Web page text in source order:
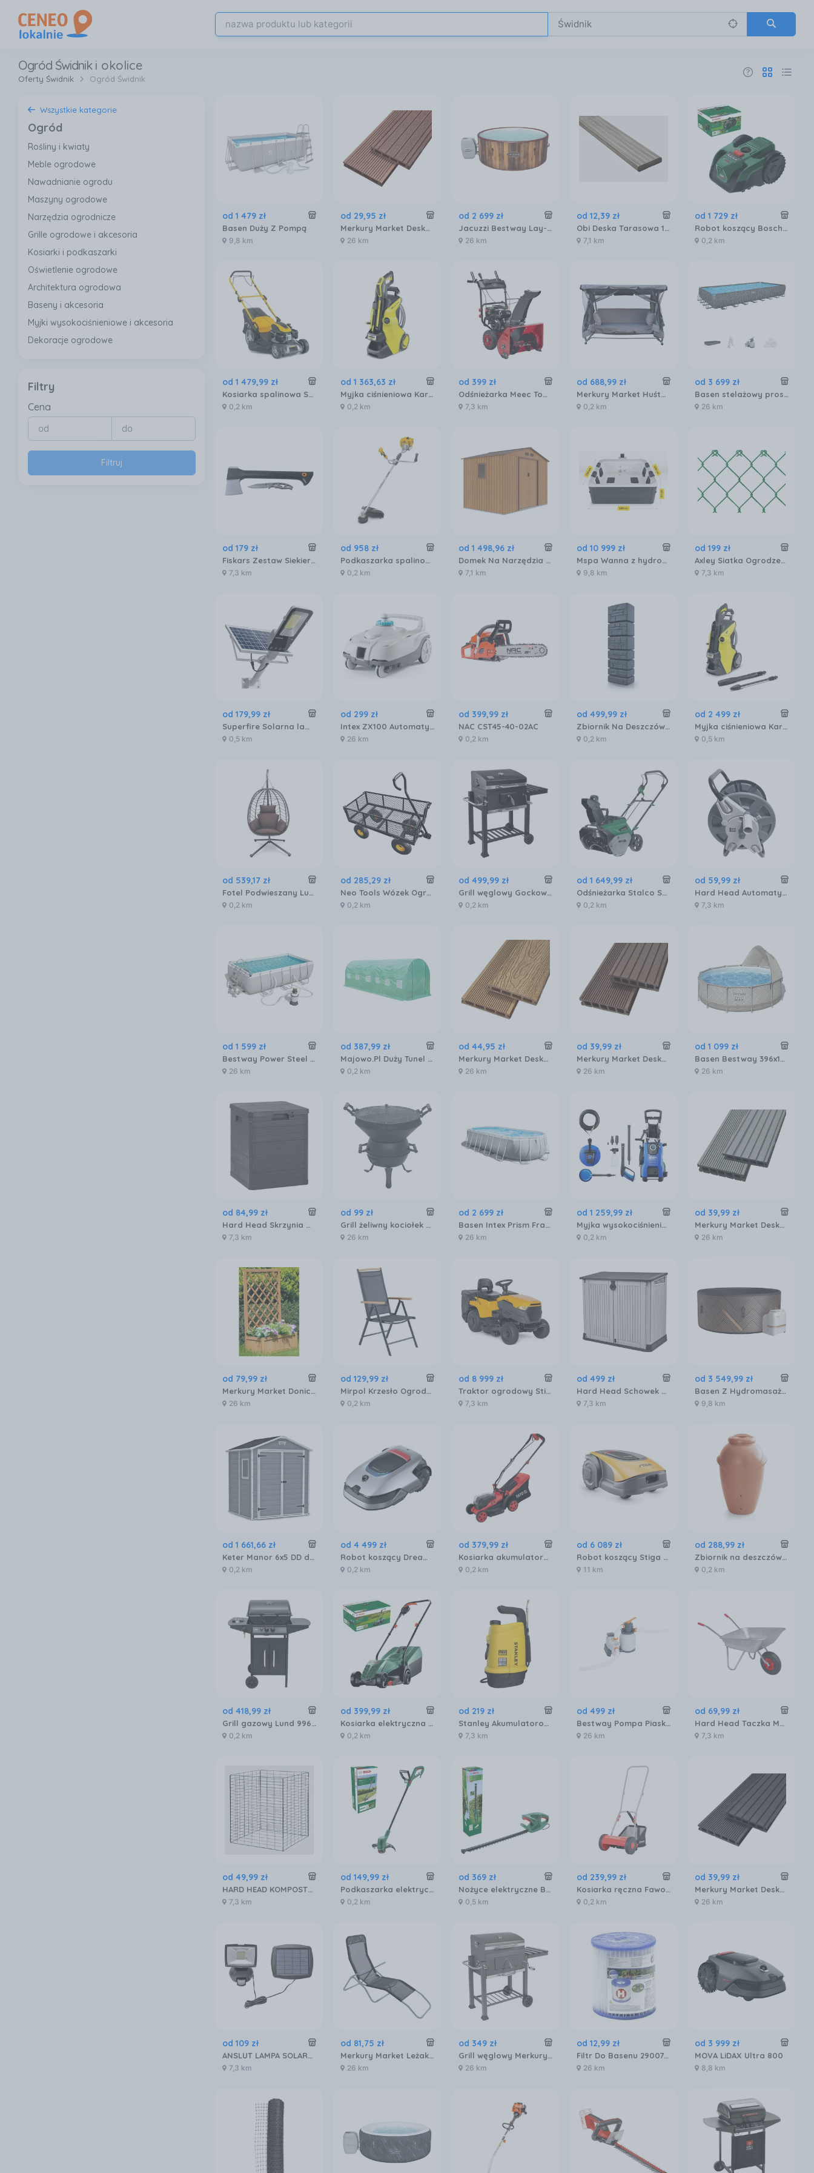
Ogród Świdnik i okolice
Oferty Świdnik Ogród Świdnik
Wszystkie kategorie
Ogród
Rośliny i kwiaty
Meble ogrodowe
Nawadnianie ogrodu
Maszyny ogrodowe
Narzędzia ogrodnicze
Grille ogrodowe i akcesoria
Kosiarki i podkaszarki
Oświetlenie ogrodowe
Architektura ogrodowa
Baseny i akcesoria
Myjki wysokociśnieniowe i akcesoria
Dekoracje ogrodowe
Filtry
Cena
Filtruj
od 1 479 zł
Basen Duży Z Pompą
9,8 km
od 29,95 zł
Merkury Market Deska Tarasowa Mercado Basic Brąz 2000X120X20Mm MR5601072
26 km
od 2 699 zł
Jacuzzi Bestway Lay-Z-Spa Helsinki AirJet 60025 180x66cm
26 km
od 12,39 zł
Obi Deska Tarasowa 19X90X2400
7,1 km
od 1 729 zł
Robot koszący Bosch VISIMOW18V-100 06008E1001
0,2 km
od 1 479,99 zł
Kosiarka spalinowa Stiga Combi 48 SQ (2L0486848/ST1)
0,2 km
od 1 363,63 zł
Myjka ciśnieniowa Karcher K5 Power Control Flex 1.324-700.0
0,2 km
od 399 zł
Odśnieżarka Meec Tools
7,3 km
od 688,99 zł
Merkury Market Huśtawka ogrodowa szara rozkładana z moskitierą
0,2 km
od 3 699 zł
Basen stelażowy prostokątny APX 9.56x4.88x1.32m 561KJ
26 km
od 179 zł
Fiskars Zestaw Siekiera A6 + Nóż Gerber 1057911
7,3 km
od 958 zł
Podkaszarka spalinowa Stiga BC 555 B (287421002/ST1)
0,2 km
od 1 498,96 zł
Domek Na Narzędzia Hudson 9X6 Oak Brown
7,1 km
od 10 999 zł
Mspa Wanna z hydromasażem ogrodowa OSLO Aero Plus 6-osobowa panelowa
9,8 km
od 199 zł
Axley Siatka Ogrodzeniowa 25mX1m Zielona
7,3 km
od 179,99 zł
Superfire Solarna lampa Uliczna Ff5 A
0,5 km
od 299 zł
Intex ZX100 Automatyczny Czyściciel Dna I Ścian Basenów 28006
26 km
od 399,99 zł
NAC CST45-40-02AC
0,2 km
od 499,99 zł
Zbiornik Na Deszczówkę Prosperplast Tower Stone Antracyt 350L
0,2 km
od 2 499 zł
Myjka ciśnieniowa Karcher K7 Power Flex 1.317-300.0
0,5 km
od 539,17 zł
Fotel Podwieszany Lugo Home & Garden Brązowo-Czarny
0,2 km
od 285,29 zł
Neo Tools Wózek Ogrodowy Stalowy 300kg Przyczepka Taczka Pompowane Koła
0,2 km
od 499,99 zł
Grill węglowy Gockowiak Mejor
0,2 km
od 1 649,99 zł
Odśnieżarka Stalco SBS40BL S97730
0,2 km
od 59,99 zł
Hard Head Automatyczny Bęben Z Wężem Ogrodowym
7,3 km
od 1 599 zł
Bestway Power Steel 404x201x100cm Z Pompą 56442
26 km
od 387,99 zł
Majowo.Pl Duży Tunel Foliowy Szklarnia Ogrodowa 3X6X2M
0,2 km
od 44,95 zł
Merkury Market Deska Tarasowa Mercado Premium Teak 2200X140X20Mm MR5601078
26 km
od 39,99 zł
Merkury Market Deska Tarasowa Mercado Optimum Brąz 2200X140X20Mm MR5601073
26 km
od 1 099 zł
Basen Bestway 396x107cm 561FY
26 km
od 84,99 zł
Hard Head Skrzynia Na Poduszki 90L
7,3 km
od 99 zł
Grill żeliwny kociołek Mercado 35 cm KY1821
26 km
od 2 699 zł
Basen Intex Prism Frame 26798 610x305x122cm
26 km
od 1 259,99 zł
Myjka wysokociśnieniowa Nilfisk 145.4-9 Pa X-Tra
0,2 km
od 39,99 zł
Merkury Market Deska Tarasowa Mercado Optimum Szary 2200X140X20Mm MR5601074
26 km
od 79,99 zł
Merkury Market Doniczka Drewniana Z Kratką Qs1704 2 Żółta
26 km
od 129,99 zł
Mirpol Krzesło Ogrodowe Izzy C8013 2szt.
0,2 km
od 8 999 zł
Traktor ogrodowy Stiga Estate 384 M (2T2000481/ST3)
7,3 km
od 499 zł
Hard Head Schowek Ogrodowy StoreE-It-Out 130X110X74cm
7,3 km
od 3 549,99 zł
Basen Z Hydromasażem Mspa 6 Osób Spa 2023 (5D47C25F868F4958A083E2FF6AAC4B5E)
9,8 km
od 1 661,66 zł
Keter Manor 6x5 DD domek narzędziowy szary biały
0,2 km
od 4 499 zł
Robot koszący Dreame A2 1200
0,2 km
od 379,99 zł
Kosiarka akumulatorowa Yato YT-85221
0,2 km
od 6 089 zł
Robot koszący Stiga Stig G600 (2R3101018/ST2)
11 km
od 288,99 zł
Zbiornik na deszczówkę Prosperplast Aquacan Baby 210L
0,2 km
od 418,99 zł
Grill gazowy Lund 99645
0,2 km
od 399,99 zł
Kosiarka elektryczna Bosch EasyRotak 32-235 06008A6303
0,2 km
od 219 zł
Stanley Akumulatorowy Opryskiwacz Ciśnieniowy Z Teleskopową Dyszą 1825178930
7,3 km
od 499 zł
Bestway Pompa Piaskowa Do Basenów 5678L/h 58497
26 km
od 69,99 zł
Hard Head Taczka Metalowa 65l Galwanizowana
7,3 km
od 49,99 zł
HARD HEAD KOMPOSTOWNIK 450 L
7,3 km
od 149,99 zł
Podkaszarka elektryczna Bosch EasyGrassCut 23 06008C1H01
0,2 km
od 369 zł
Nożyce elektryczne Bosch EasyHedgeCut 45 0600847A05
0,5 km
od 239,99 zł
Kosiarka ręczna Faworyt TKR300
0,2 km
od 39,99 zł
Merkury Market Deska Tarasowa Mercado Optimum Antracyt 2200X140X20Mm MR5601075
26 km
od 109 zł
ANSLUT LAMPA SOLARNA LED 1000 LM
7,3 km
od 81,75 zł
Merkury Market Leżak Bremen Czarny MR8034129
26 km
od 349 zł
Grill węglowy Merkury Market JY-010 ruszt żeliwny MR_8041041
26 km
od 12,99 zł
Filtr Do Basenu 29007 H Wklad
26 km
od 3 999 zł
MOVA LiDAX Ultra 800
8,8 km